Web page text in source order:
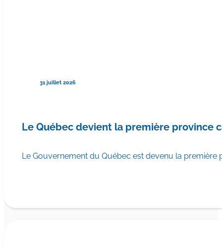
31 juillet 2026
Le Québec devient la première province
Le Gouvernement du Québec est devenu la première